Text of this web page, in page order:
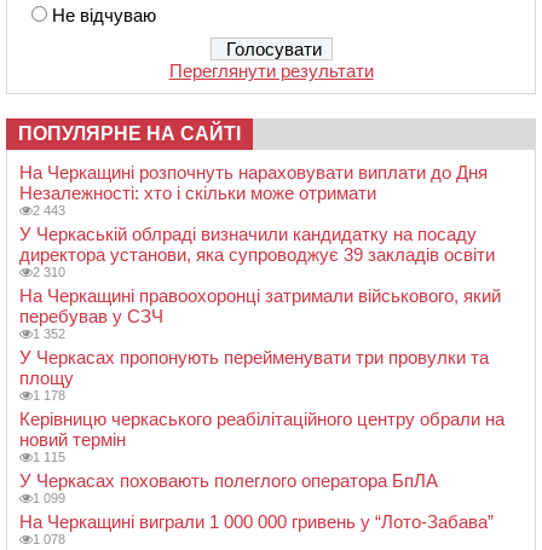
Не відчуваю
Переглянути результати
ПОПУЛЯРНЕ НА САЙТІ
На Черкащині розпочнуть нараховувати виплати до Дня
Незалежності: хто і скільки може отримати
2 443
У Черкаській облраді визначили кандидатку на посаду
директора установи, яка супроводжує 39 закладів освіти
2 310
На Черкащині правоохоронці затримали військового, який
перебував у СЗЧ
1 352
У Черкасах пропонують перейменувати три провулки та
площу
1 178
Керівницю черкаського реабілітаційного центру обрали на
новий термін
1 115
У Черкасах поховають полеглого оператора БпЛА
1 099
На Черкащині виграли 1 000 000 гривень у “Лото-Забава”
1 078